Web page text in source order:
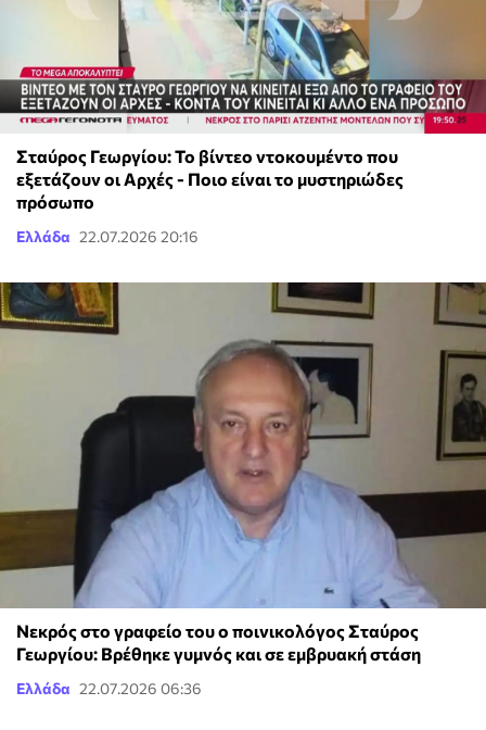
Σταύρος Γεωργίου: To βίντεο ντοκουμέντο που
εξετάζουν οι Αρχές - Ποιο είναι το μυστηριώδες
πρόσωπο
Ελλάδα 22.07.2026 20:16
Νεκρός στο γραφείο του ο ποινικολόγος Σταύρος
Γεωργίου: Βρέθηκε γυμνός και σε εμβρυακή στάση
Ελλάδα 22.07.2026 06:36